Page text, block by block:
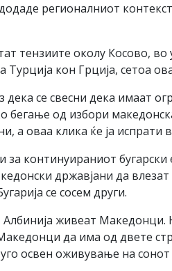
регионалниот
тензиите околу Косово,
Турција кон Грција, сетоа
дека се свесни дека имаат
бегање од избори
а оваа клика ќе ја испрати
за континуираниот
државјани да
се сосем други.
Албинија живеат
да има од двете
освен оживување на